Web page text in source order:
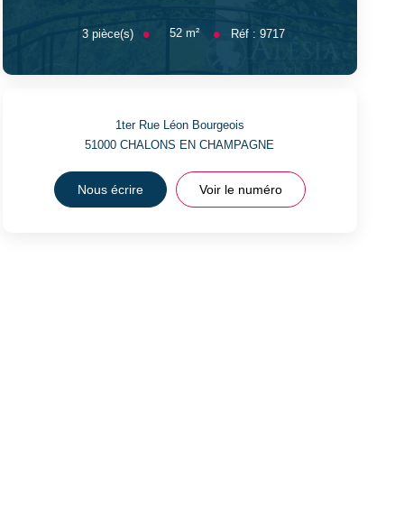
3 pièce(s) 52 m² Réf : 9717
1ter Rue Léon Bourgeois
51000CHALONS EN CHAMPAGNE
Nous écrire Voir le numéro